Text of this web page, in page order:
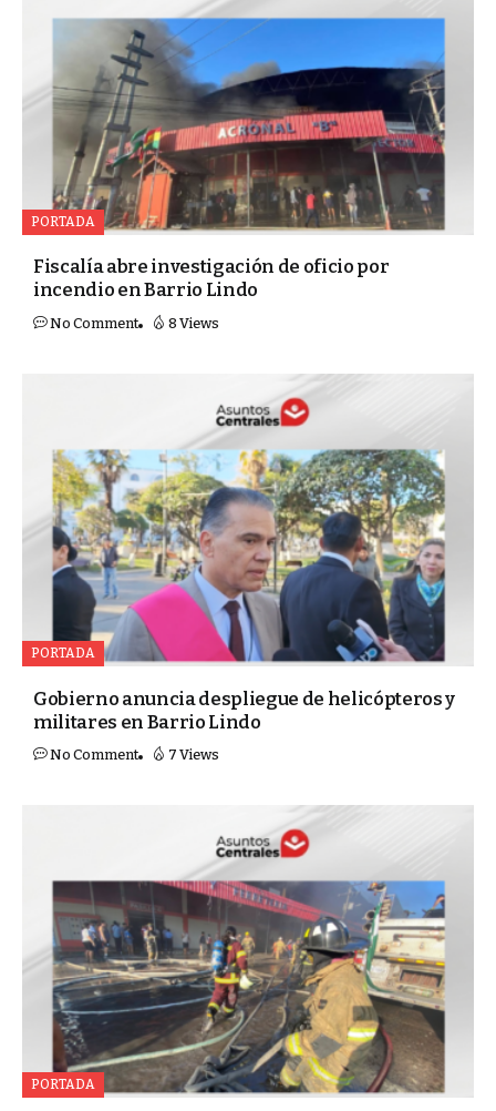
PORTADA
Fiscalía abre investigación de oficio por
incendio en Barrio Lindo
No Comment 8 Views
PORTADA
Gobierno anuncia despliegue de helicópteros y
militares en Barrio Lindo
No Comment 7 Views
PORTADA